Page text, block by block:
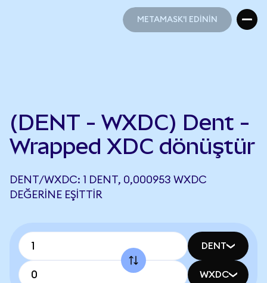
METAMASK'I EDİNİN
(DENT - WXDC) Dent -
Wrapped XDC dönüştür
DENT/WXDC: 1 DENT, 0,000953 WXDC
DEĞERINE EŞITTIR
DENT
WXDC